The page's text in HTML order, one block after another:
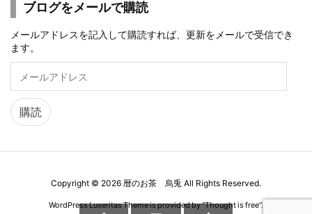
ブログをメールで購読
メールアドレスを記入して購読すれば、更新をメールで受信でき
ます。
ル
ア
ド
購読
Copyright © 2026 暦のお茶 烏兎 All Rights Reserved.
WordPress Luxeritas Theme is provided by "Thought is free".